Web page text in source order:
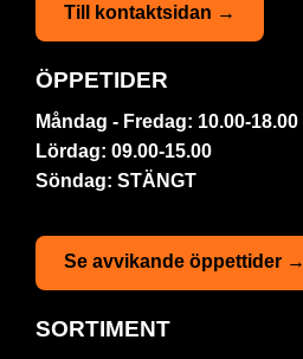
Till kontaktsidan →
ÖPPETIDER
Måndag - Fredag: 10.00-18.00
Lördag: 09.00-15.00
Söndag: STÄNGT
Se avvikande öppettider →
SORTIMENT